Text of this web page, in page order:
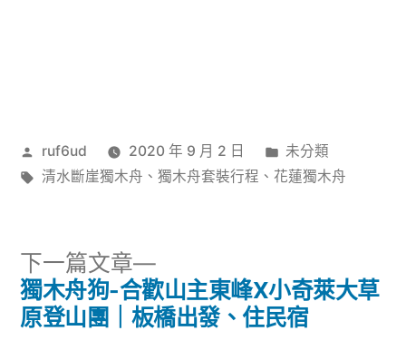
作
者:
ruf6ud 2020 年 9 月 2 日
分
類:
未分類
標
清水斷崖獨木舟 、 獨木舟套裝行程 、 花蓮獨木舟
文
下一篇文章
下
一
篇
獨木舟狗-合歡山主東峰X小奇萊大草
原登山團｜板橋出發、住民宿